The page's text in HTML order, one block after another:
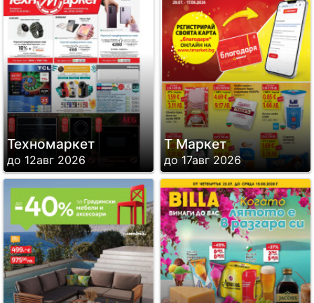
Техномаркет
до 12авг 2026
Т Маркет
до 17авг 2026